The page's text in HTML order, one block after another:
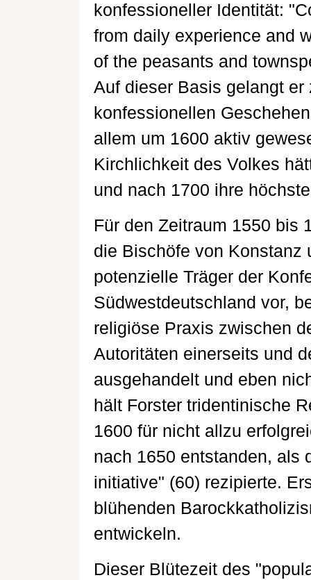
konfessioneller Identität:
from daily experience and
of the peasants and
Auf dieser Basis gelangt
konfessionellen
allem um 1600 aktiv
Kirchlichkeit des Volkes
und nach 1700 ihre
Für den Zeitraum 1550 bis
die Bischöfe von Konstanz
potenzielle Träger der
Südwestdeutschland vor,
religiöse Praxis zwischen
Autoritäten einerseits und
ausgehandelt und eben
hält Forster tridentinische
1600 für nicht allzu
nach 1650 entstanden, als
initiative" (60) rezipierte.
blühenden
entwickeln.
Dieser Blütezeit des